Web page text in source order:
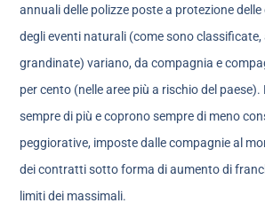
annuali delle polizze poste a protezione
degli eventi naturali (come sono classificate,
grandinate) variano, da compagnia e
per cento (nelle aree più a rischio del
sempre di più e coprono sempre di meno
peggiorative, imposte dalle compagnie al
dei contratti sotto forma di aumento di
limiti dei massimali.